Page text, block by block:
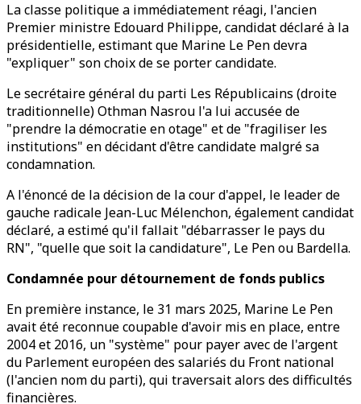
La classe politique a immédiatement réagi, l'ancien
Premier ministre Edouard Philippe, candidat déclaré à la
présidentielle, estimant que Marine Le Pen devra
"expliquer" son choix de se porter candidate.
Le secrétaire général du parti Les Républicains (droite
traditionnelle) Othman Nasrou l'a lui accusée de
"prendre la démocratie en otage" et de "fragiliser les
institutions" en décidant d'être candidate malgré sa
condamnation.
A l'énoncé de la décision de la cour d'appel, le leader de
gauche radicale Jean-Luc Mélenchon, également candidat
déclaré, a estimé qu'il fallait "débarrasser le pays du
RN", "quelle que soit la candidature", Le Pen ou Bardella.
Condamnée pour détournement de fonds publics
En première instance, le 31 mars 2025, Marine Le Pen
avait été reconnue coupable d'avoir mis en place, entre
2004 et 2016, un "système" pour payer avec de l'argent
du Parlement européen des salariés du Front national
(l'ancien nom du parti), qui traversait alors des difficultés
financières.